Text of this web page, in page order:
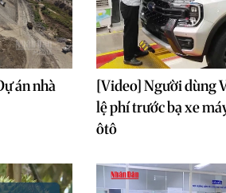
án nhà
[Video] Người dùng
lệ phí trước bạ xe
ôtô